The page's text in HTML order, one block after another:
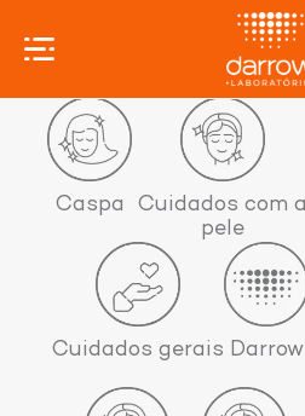
Caspa
Cuidados com a
pele
Cuidados gerais Darrow